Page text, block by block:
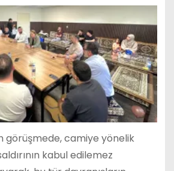
görüşmede, camiye yönelik
kabul edilemez